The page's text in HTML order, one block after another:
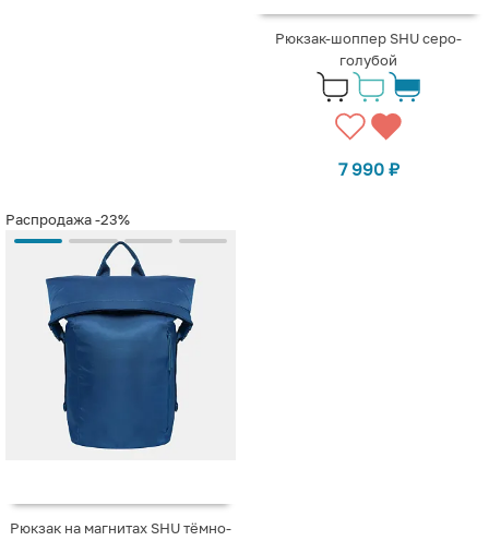
Рюкзак-шоппер SHU серо-
голубой
7 990 ₽
Распродажа-23%
Рюкзак на магнитах SHU тёмно-